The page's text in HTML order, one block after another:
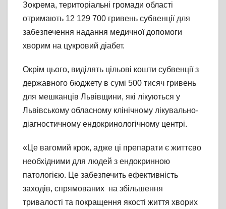
Зокрема, територіальні громади області
отримають 12 129 700 гривень субвенції для
забезпечення надання медичної допомоги
хворим на цукровий діабет.
Окрім цього, виділять цільові кошти субвенції з
державного бюджету в сумі 500 тисяч гривень
для мешканців Львівщини, які лікуються у
Львівському обласному клінічному лікувально-
діагностичному ендокринологічному центрі.
«Це вагомий крок, адже ці препарати є життєво
необхідними для людей з ендокринною
патологією. Це забезпечить ефективність
заходів, спрямованих на збільшення
тривалості та покращення якості життя хворих